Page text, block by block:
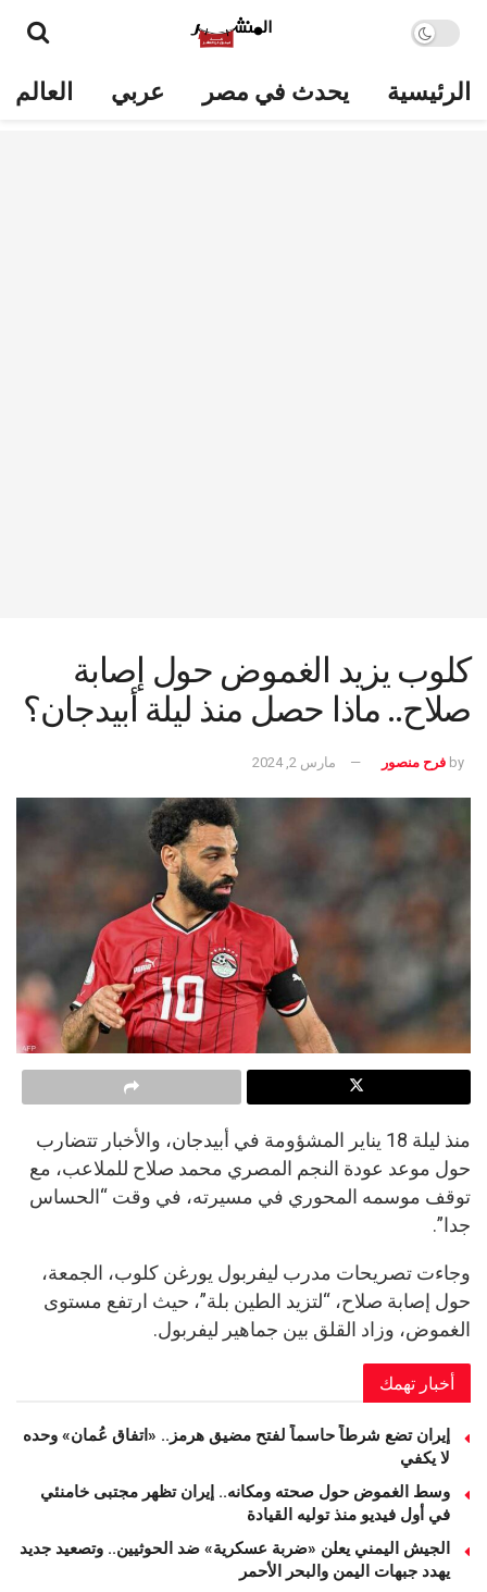
الرئيسية يحدث في مصر عربي العالم
كلوب يزيد الغموض حول إصابة
صلاح.. ماذا حصل منذ ليلة أبيدجان؟
by فرح منصور مارس 2, 2024
منذ ليلة 18 يناير المشؤومة في أبيدجان، والأخبار تتضارب
حول موعد عودة النجم المصري محمد صلاح للملاعب، مع
توقف موسمه المحوري في مسيرته، في وقت “الحساس
جدا”.
وجاءت تصريحات مدرب ليفربول يورغن كلوب، الجمعة،
حول إصابة صلاح، “لتزيد الطين بلة”، حيث ارتفع مستوى
الغموض، وزاد القلق بين جماهير ليفربول.
أخبار تهمك
إيران تضع شرطاً حاسماً لفتح مضيق هرمز.. «اتفاق عُمان» وحده
لا يكفي
وسط الغموض حول صحته ومكانه.. إيران تظهر مجتبى خامنئي
في أول فيديو منذ توليه القيادة
الجيش اليمني يعلن «ضربة عسكرية» ضد الحوثيين.. وتصعيد جديد
يهدد جبهات اليمن والبحر الأحمر